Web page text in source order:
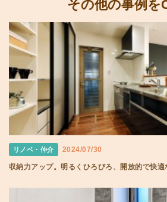
その他の事例を
リノベ・仲介 2024/07/30
収納力アップ。明るくひろびろ、開放的で快適